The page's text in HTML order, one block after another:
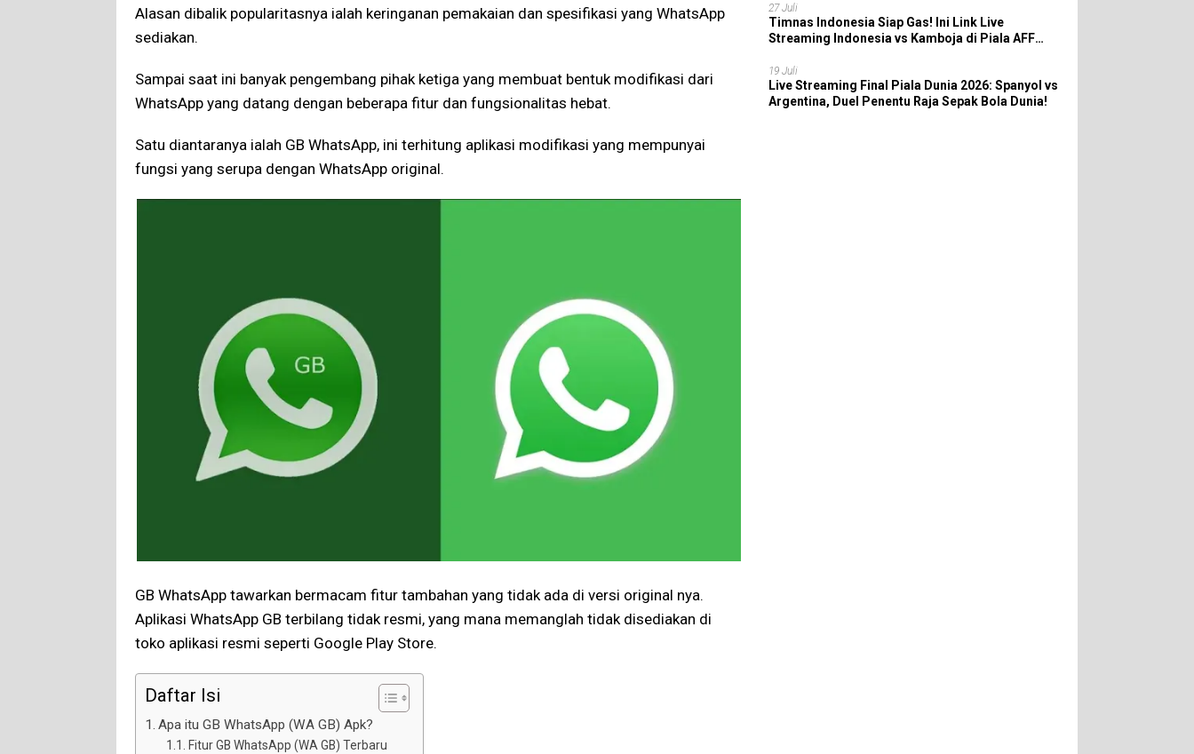
Alasan dibalik popularitasnya ialah keringanan pemakaian dan spesifikasi yang WhatsApp
sediakan.
Sampai saat ini banyak pengembang pihak ketiga yang membuat bentuk modifikasi dari
WhatsApp yang datang dengan beberapa fitur dan fungsionalitas hebat.
Satu diantaranya ialah GB WhatsApp, ini terhitung aplikasi modifikasi yang mempunyai
fungsi yang serupa dengan WhatsApp original.
GB WhatsApp tawarkan bermacam fitur tambahan yang tidak ada di versi original nya.
Aplikasi WhatsApp GB terbilang tidak resmi, yang mana memanglah tidak disediakan di
toko aplikasi resmi seperti Google Play Store.
Daftar Isi
Apa itu GB WhatsApp (WA GB) Apk?
Fitur GB WhatsApp (WA GB) Terbaru
27 Juli
Timnas Indonesia Siap Gas! Ini Link Live
Streaming Indonesia vs Kamboja di Piala AFF
19 Juli
Live Streaming Final Piala Dunia 2026: Spanyol vs
Argentina, Duel Penentu Raja Sepak Bola Dunia!